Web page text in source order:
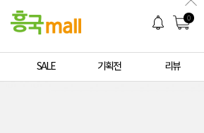
0
SALE 기획전 리뷰